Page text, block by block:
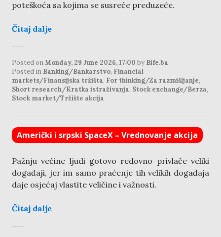
poteškoća sa kojima se susreće preduzeće.
Čitaj dalje
Posted on Monday, 29 June 2026, 17:00 by Bife.ba
Posted in Banking/Bankarstvo, Financial
markets/Finansijska tržišta, For thinking/Za razmišljanje,
Short research/Kratka istraživanja, Stock exchange/Berza,
Stock market/Tržište akcija
Američki i srpski SpaceX – Vrednovanje akcija
Pažnju većine ljudi gotovo redovno privlače veliki
događaji, jer im samo praćenje tih velikih događaja
daje osjećaj vlastite veličine i važnosti.
Čitaj dalje